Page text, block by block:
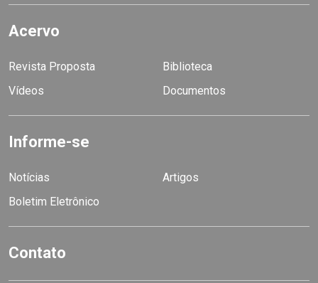
Acervo
Revista Proposta
Biblioteca
Vídeos
Documentos
Informe-se
Notícias
Artigos
Boletim Eletrônico
Contato